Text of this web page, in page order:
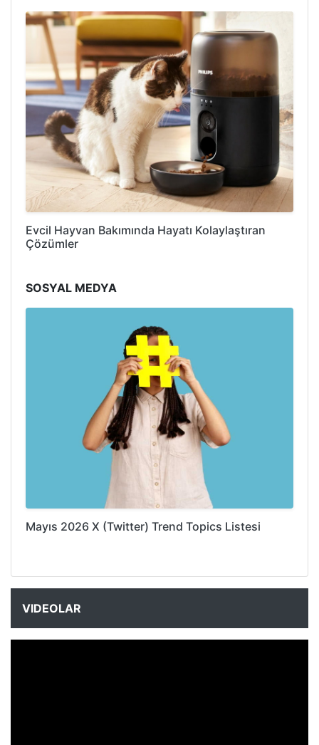
Evcil Hayvan Bakımında Hayatı Kolaylaştıran
Çözümler
SOSYAL MEDYA
Mayıs 2026 X (Twitter) Trend Topics Listesi
VIDEOLAR